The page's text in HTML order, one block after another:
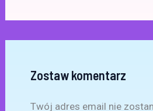
Zostaw komentarz
Twój adres email nie